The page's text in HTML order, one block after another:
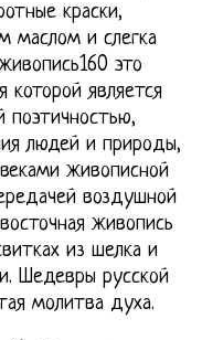
краски,
маслом и слегка
это
является
поэтичностью,
людей и природы,
живописной
воздушной
живопись
из шелка и
Шедевры русской
молитва духа.